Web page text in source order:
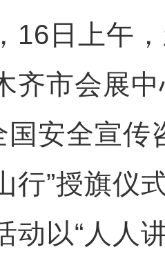
16日上午
齐市会展
国安全宣
行”授旗仪
以“人人讲